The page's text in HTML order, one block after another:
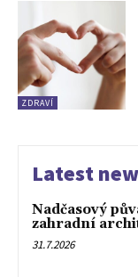
ZDRAVÍ
Latest
Nadčasový
zahradní
31.7.2026